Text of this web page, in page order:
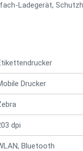
Ladegerät,
Drucker
dpi
Bluetooth